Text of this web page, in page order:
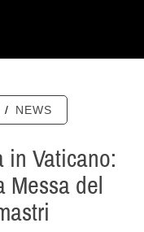
/ NEWS
in Vaticano:
Messa del